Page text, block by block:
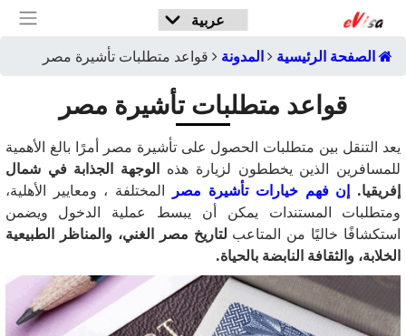
الصفحة الرئيسية المدونة قواعد متطلبات تأشيرة مصر
قواعد متطلبات تأشيرة مصر
يعد التنقل بين متطلبات الحصول على تأشيرة مصر أمرًا بالغ الأهمية
للمسافرين الذين يخططون لزيارة هذه الوجهة الجذابة في شمال
إفريقيا. إن فهم خيارات تأشيرة مصر المختلفة ، ومعايير الأهلية،
ومتطلبات المستندات يمكن أن يبسط عملية الدخول ويضمن
استكشافًا خاليًا من المتاعب لتاريخ مصر الغني، والمناظر الطبيعية
الخلابة، والثقافة النابضة بالحياة.